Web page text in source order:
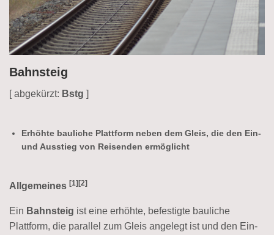
Bahnsteig
[ abgekürzt: Bstg ]
Erhöhte bauliche Plattform neben dem Gleis, die den Ein-
und Ausstieg von Reisenden ermöglicht
Allgemeines [1][2]
Ein Bahnsteig ist eine erhöhte, befestigte bauliche
Plattform, die parallel zum Gleis angelegt ist und den Ein-